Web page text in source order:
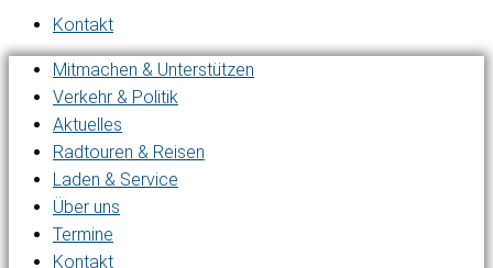
Kontakt
Mitmachen & Unterstützen
Verkehr & Politik
Aktuelles
Radtouren & Reisen
Laden & Service
Über uns
Termine
Kontakt